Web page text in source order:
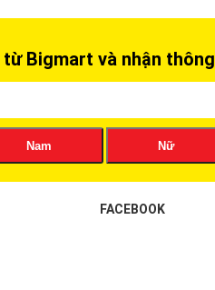
Bigmart và nhận
Nam Nữ
FACEBOOK